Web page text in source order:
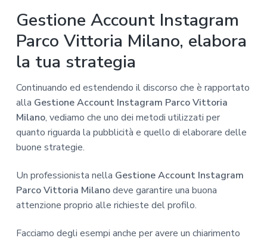
Gestione Account Instagram
Parco Vittoria Milano, elabora
la tua strategia
Continuando ed estendendo il discorso che è rapportato
alla Gestione Account Instagram Parco Vittoria
Milano, vediamo che uno dei metodi utilizzati per
quanto riguarda la pubblicità e quello di elaborare delle
buone strategie.
Un professionista nella Gestione Account Instagram
Parco Vittoria Milanodeve garantire una buona
attenzione proprio alle richieste del profilo.
Facciamo degli esempi anche per avere un chiarimento